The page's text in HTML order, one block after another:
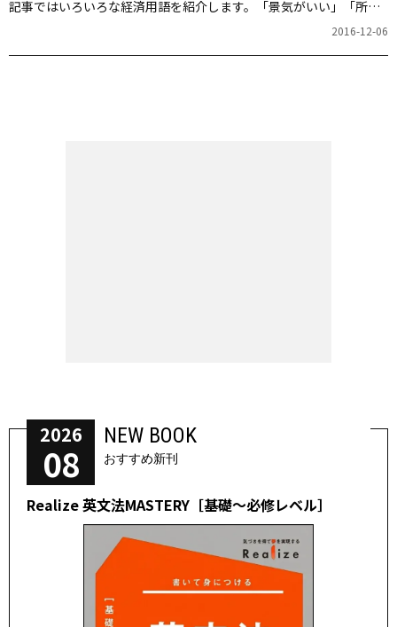
記事ではいろいろな経済用語を紹介します。「景気がいい」「所得
2016-12-06
2026
08
NEW BOOK
おすすめ新刊
Realize 英文法MASTERY［基礎～必修レベル］